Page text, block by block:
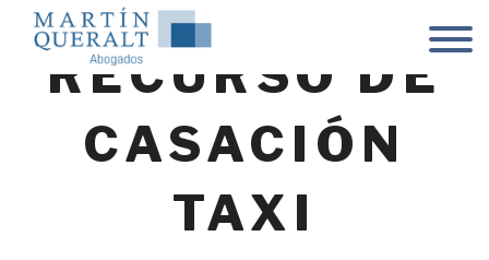
RECURSO DE
CASACIÓN
TAXI